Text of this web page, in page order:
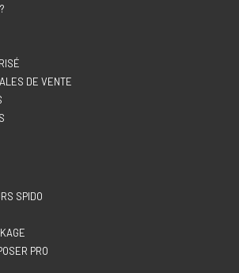
DE VENTE
SPIDO
PRO